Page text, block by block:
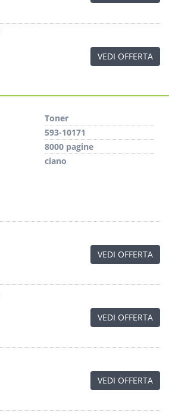
VEDI OFFERTA
Toner
593-10171
8000 pagine
ciano
VEDI OFFERTA
VEDI OFFERTA
VEDI OFFERTA